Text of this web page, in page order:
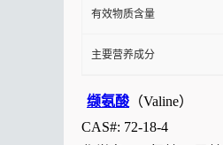
有效物质含量
主要营养成分
缬氨酸 （Valine）
CAS#: 72-18-4